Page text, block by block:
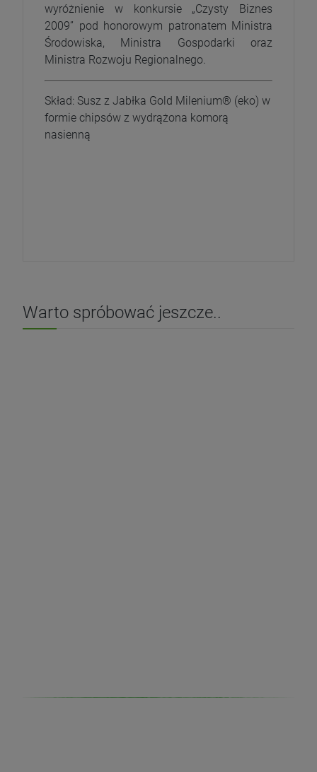
wyróżnienie w konkursie „Czysty Biznes
2009” pod honorowym patronatem Ministra
Środowiska, Ministra Gospodarki oraz
Ministra Rozwoju Regionalnego.
Skład: Susz z Jabłka Gold Milenium® (eko) w
formie chipsów z wydrążona komorą
nasienną
Warto spróbować jeszcze..